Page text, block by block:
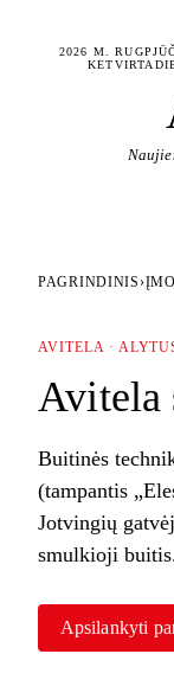
2026 M. RUGPJŪČIO 6 D.,
PAGRINDINIS ›
AVITELA ·
Avitela
Buitinės
(tampantis
Jotvingių
smulkioji
Apsilankyti